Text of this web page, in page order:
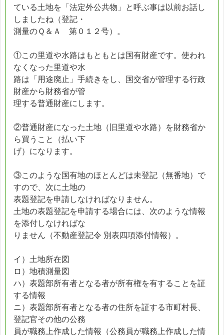
ている土地を「法定外公共物」と呼ぶ事は以前お話し
しましたね（登記・
測量のＱ＆Ａ 第０１２号）。
①この里道や水路はもともとは国有財産です。使われ
なくなった里道や水
路は「用途廃止」手続きをし、国交省が管理する行政
財産から財務省が管
理する普通財産にします。
②普通財産になった土地（旧里道や水路）を財務省か
ら買うこと（払い下
げ）になります。
③このような国有地のほとんどは未登記（無番地）で
すので、次に土地の
表題登記を申請しなければなりません。
土地の表題登記を申請する場合には、次のような情報
を添付しなければな
りません（不動産登記令 別表四項添付情報）。
イ）土地所在図
ロ）地積測量図
ハ）表題部所有者となる者が所有権を有することを証
する情報
ニ）表題部所有者となる者の住所を証する市町村長、
登記官その他の公務
員が職務上作成した情報（公務員が職務上作成した情